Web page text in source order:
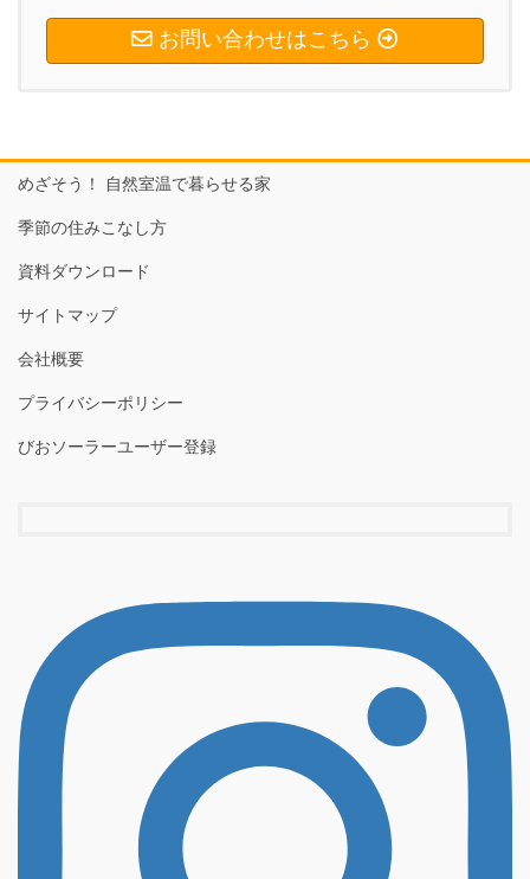
お問い合わせはこちら
めざそう！ 自然室温で暮らせる家
季節の住みこなし方
資料ダウンロード
サイトマップ
会社概要
プライバシーポリシー
びおソーラーユーザー登録